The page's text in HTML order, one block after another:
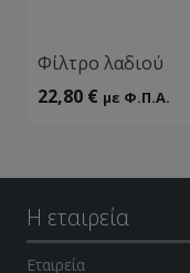
Φίλτρο λαδιού
22,80 € με Φ.Π.Α.
Η εταιρεία
Εταιρεία